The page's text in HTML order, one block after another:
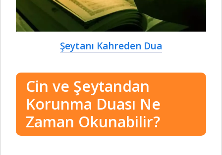
Şeytanı Kahreden Dua
Cin ve Şeytandan
Korunma Duası Ne
Zaman Okunabilir?